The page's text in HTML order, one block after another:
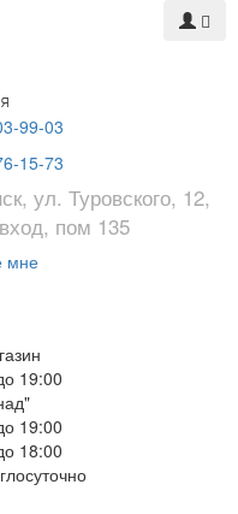
99-03
15-73
ул. Туровского, 12,
пом 135
мне
19:00
19:00
18:00